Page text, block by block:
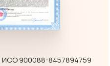
ИСО 900088-8457894759